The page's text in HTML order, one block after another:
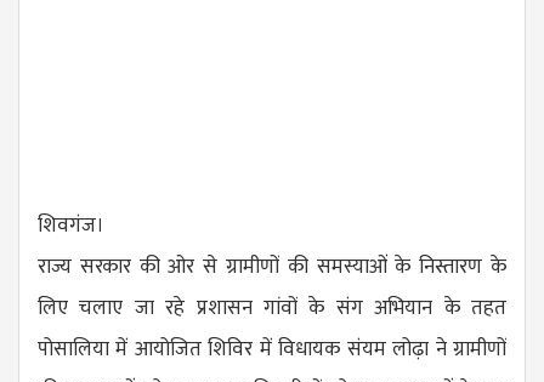
शिवगंज।
राज्य सरकार की ओर से ग्रामीणों की समस्याओं के निस्तारण के
लिए चलाए जा रहे प्रशासन गांवों के संग अभियान के तहत
पोसालिया में आयोजित शिविर में विधायक संयम लोढ़ा ने ग्रामीणों